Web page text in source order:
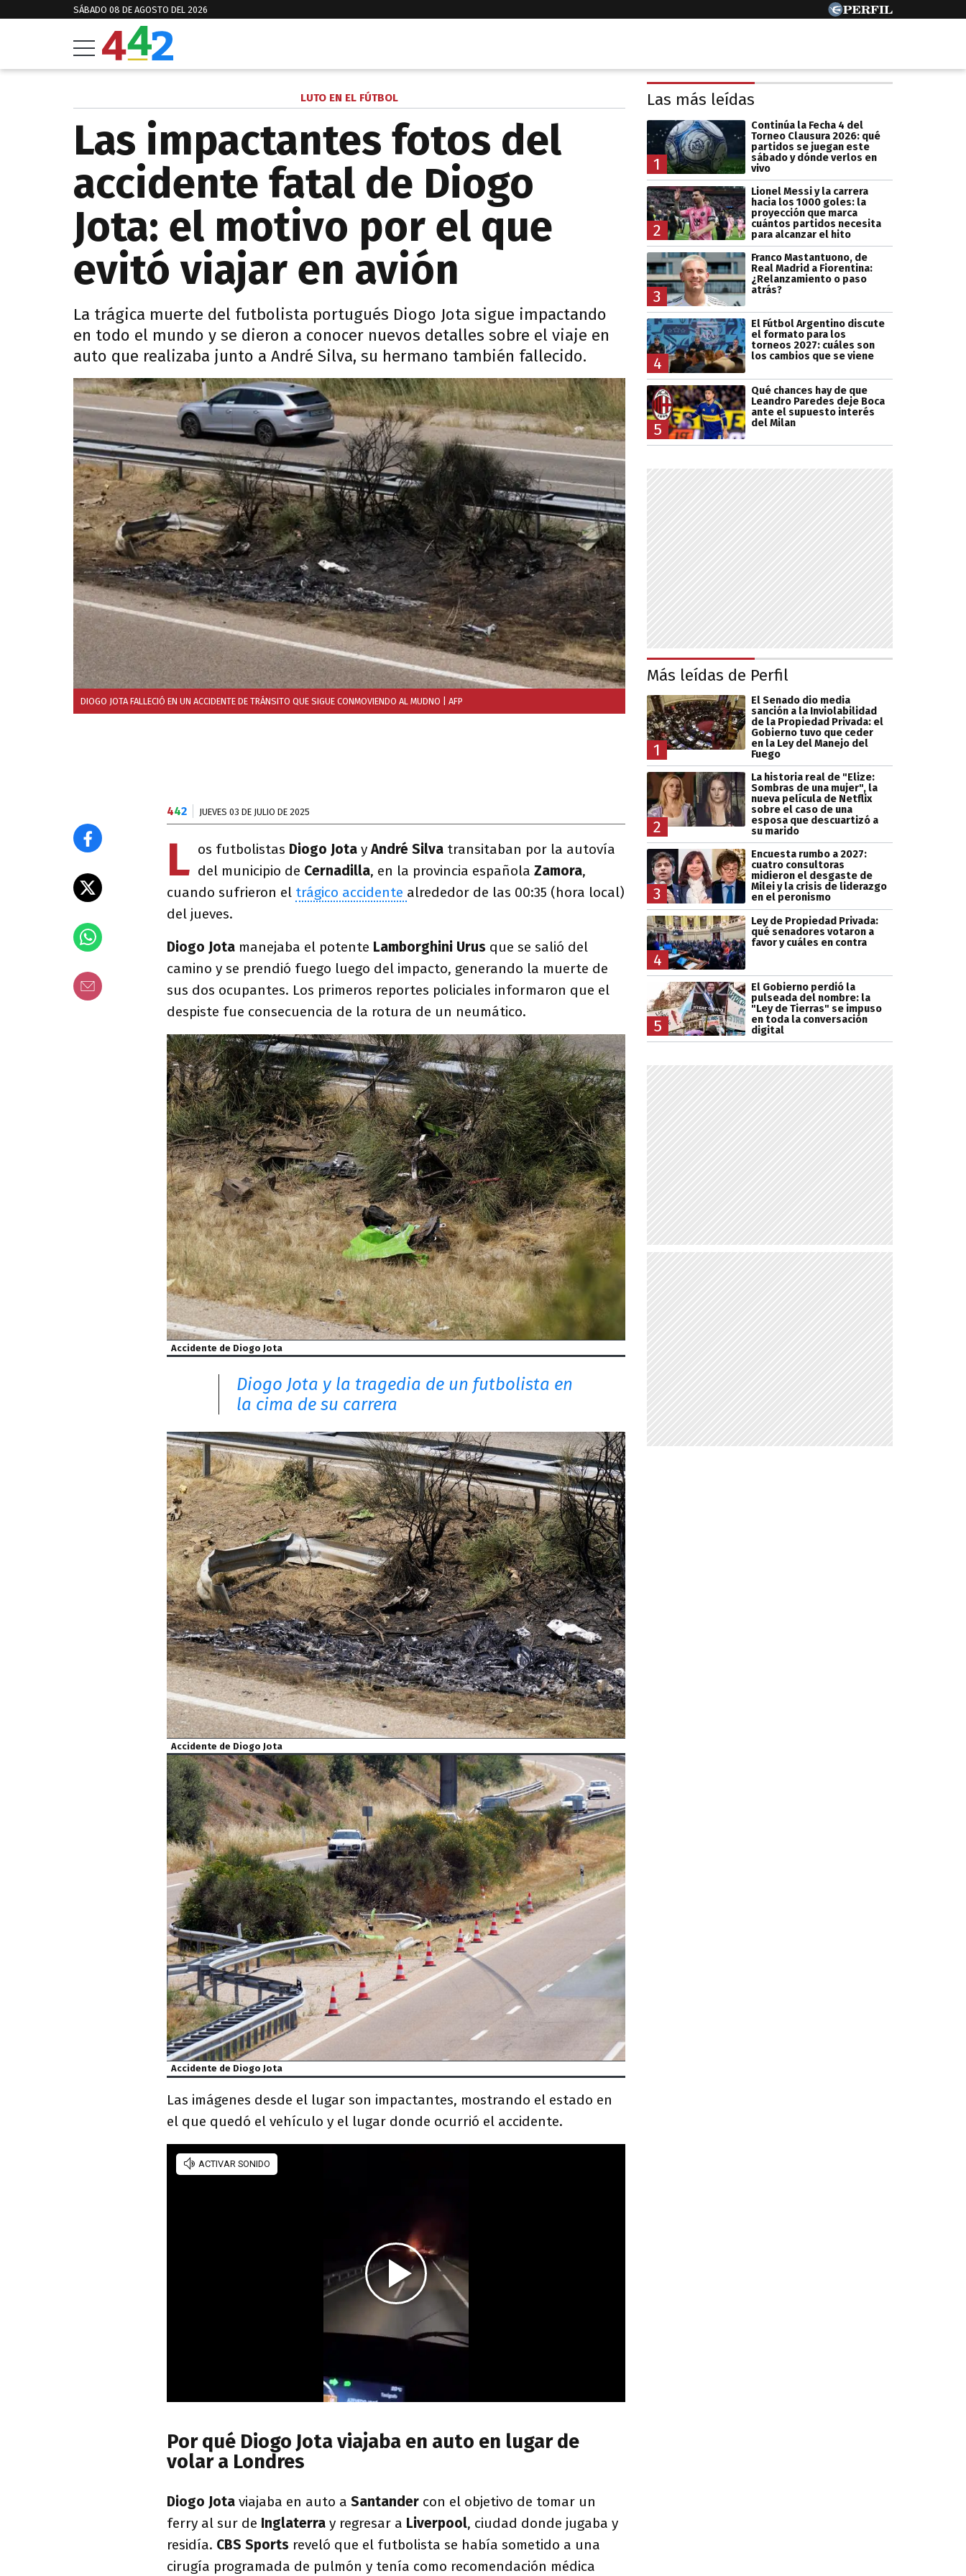
SÁBADO 08 DE AGOSTO DEL 2026
LUTO EN EL FÚTBOL
Las impactantes fotos del
accidente fatal de Diogo
Jota: el motivo por el que
evitó viajar en avión
La trágica muerte del futbolista portugués Diogo Jota sigue impactando
en todo el mundo y se dieron a conocer nuevos detalles sobre el viaje en
auto que realizaba junto a André Silva, su hermano también fallecido.
DIOGO JOTA FALLECIÓ EN UN ACCIDENTE DE TRÁNSITO QUE SIGUE CONMOVIENDO AL MUDNO | AFP
442 JUEVES 03 DE JULIO DE 2025
L os futbolistas Diogo Jota yAndré Silva transitaban por la autovía
del municipio de Cernadilla, en la provincia española Zamora,
cuando sufrieron el trágico accidente alrededor de las 00:35 (hora local)
del jueves.
Diogo Jota manejaba el potente Lamborghini Urus que se salió del
camino y se prendió fuego luego del impacto, generando la muerte de
sus dos ocupantes. Los primeros reportes policiales informaron que el
despiste fue consecuencia de la rotura de un neumático.
Accidente de Diogo Jota
Diogo Jota y la tragedia de un futbolista en
la cima de su carrera
Accidente de Diogo Jota
Accidente de Diogo Jota
Las imágenes desde el lugar son impactantes, mostrando el estado en
el que quedó el vehículo y el lugar donde ocurrió el accidente.
Por qué Diogo Jota viajaba en auto en lugar de
volar a Londres
Diogo Jota viajaba en auto a Santander con el objetivo de tomar un
ferry al sur de Inglaterra y regresar a Liverpool, ciudad donde jugaba y
residía. CBS Sports reveló que el futbolista se había sometido a una
cirugía programada de pulmón y tenía como recomendación médica
Las más leídas
1
Continúa la Fecha 4 del
Torneo Clausura 2026: qué
partidos se juegan este
sábado y dónde verlos en
vivo
2
Lionel Messi y la carrera
hacia los 1000 goles: la
proyección que marca
cuántos partidos necesita
para alcanzar el hito
3
Franco Mastantuono, de
Real Madrid a Fiorentina:
¿Relanzamiento o paso
atrás?
4
El Fútbol Argentino discute
el formato para los
torneos 2027: cuáles son
los cambios que se viene
5
Qué chances hay de que
Leandro Paredes deje Boca
ante el supuesto interés
del Milan
Más leídas de Perfil
1
El Senado dio media
sanción a la Inviolabilidad
de la Propiedad Privada: el
Gobierno tuvo que ceder
en la Ley del Manejo del
Fuego
2
La historia real de "Elize:
Sombras de una mujer", la
nueva película de Netflix
sobre el caso de una
esposa que descuartizó a
su marido
3
Encuesta rumbo a 2027:
cuatro consultoras
midieron el desgaste de
Milei y la crisis de liderazgo
en el peronismo
4
Ley de Propiedad Privada:
qué senadores votaron a
favor y cuáles en contra
5
El Gobierno perdió la
pulseada del nombre: la
"Ley de Tierras" se impuso
en toda la conversación
digital